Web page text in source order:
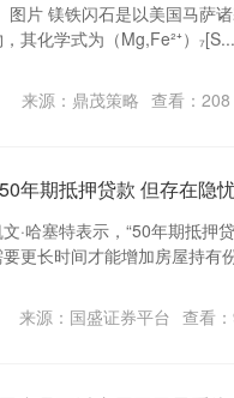
片 镁铁闪石是以美国马萨
其化学式为（Mg,Fe²⁺）
来源：鼎茂策略 查看： 208
年期抵押贷款 但存在隐
·哈塞特表示，“50年期抵押
更长时间才能增加房屋持有
来源：国盛证券平台 查看：